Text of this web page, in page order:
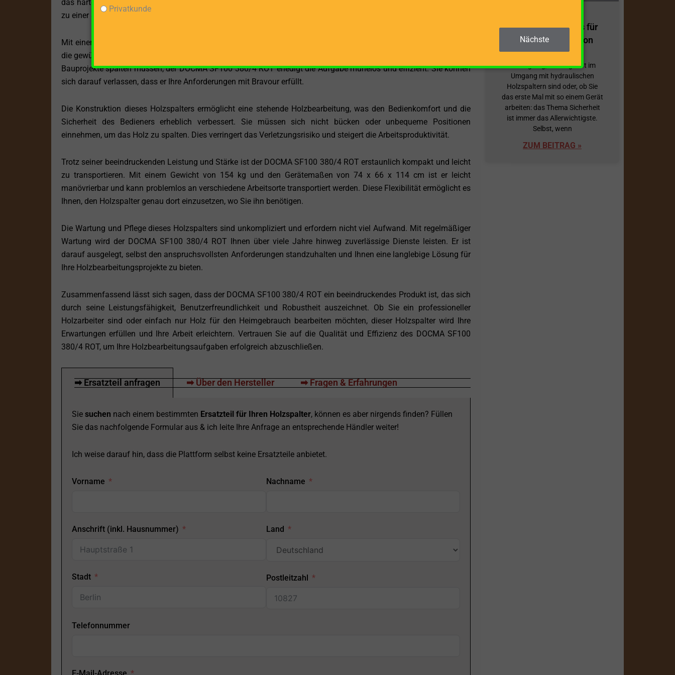
das härteste Holz problemlos bearbeiten können. Der Elektromotor arbeitet effizient und umweltfreundlich, was ihn
zu einer ausgezeichneten Wahl für alle macht, die Wert auf Nachhaltigkeit legen.
Mit einer maximalen Spaltgutlänge von 55 cm bietet dieser Holzspalter die Flexibilität, Holzstämme und -stücke in
die gewünschten Größen zu zerkleinern. Egal, ob Sie Brennholz für Ihren Kamin vorbereiten oder Baumaterial für Ihre
Bauprojekte spalten müssen, der DOCMA SF100 380/4 ROT erledigt die Aufgabe mühelos und effizient. Sie können
sich darauf verlassen, dass er Ihre Anforderungen mit Bravour erfüllt.
Die Konstruktion dieses Holzspalters ermöglicht eine stehende Holzbearbeitung, was den Bedienkomfort und die
Sicherheit des Bedieners erheblich verbessert. Sie müssen sich nicht bücken oder unbequeme Positionen
einnehmen, um das Holz zu spalten. Dies verringert das Verletzungsrisiko und steigert die Arbeitsproduktivität.
Trotz seiner beeindruckenden Leistung und Stärke ist der DOCMA SF100 380/4 ROT erstaunlich kompakt und leicht
zu transportieren. Mit einem Gewicht von 154 kg und den Gerätemaßen von 74 x 66 x 114 cm ist er leicht
manövrierbar und kann problemlos an verschiedene Arbeitsorte transportiert werden. Diese Flexibilität ermöglicht es
Ihnen, den Holzspalter genau dort einzusetzen, wo Sie ihn benötigen.
Die Wartung und Pflege dieses Holzspalters sind unkompliziert und erfordern nicht viel Aufwand. Mit regelmäßiger
Wartung wird der DOCMA SF100 380/4 ROT Ihnen über viele Jahre hinweg zuverlässige Dienste leisten. Er ist
darauf ausgelegt, selbst den anspruchsvollsten Anforderungen standzuhalten und Ihnen eine langlebige Lösung für
Ihre Holzbearbeitungsprojekte zu bieten.
Zusammenfassend lässt sich sagen, dass der DOCMA SF100 380/4 ROT ein beeindruckendes Produkt ist, das sich
durch seine Leistungsfähigkeit, Benutzerfreundlichkeit und Robustheit auszeichnet. Ob Sie ein professioneller
Holzarbeiter sind oder einfach nur Holz für den Heimgebrauch bearbeiten möchten, dieser Holzspalter wird Ihre
Erwartungen erfüllen und Ihre Arbeit erleichtern. Vertrauen Sie auf die Qualität und Effizienz des DOCMA SF100
380/4 ROT, um Ihre Holzbearbeitungsaufgaben erfolgreich abzuschließen.
➡ Ersatzteil anfragen ➡ Über den Hersteller ➡ Fragen & Erfahrungen
Sie suchen nach einem bestimmten Ersatzteil für Ihren Holzspalter, können es aber nirgends finden? Füllen
Sie das nachfolgende Formular aus & ich leite Ihre Anfrage an entsprechende Händler weiter!
Ich weise darauf hin, dass die Plattform selbst keine Ersatzteile anbietet.
Vorname Nachname
Anschrift (inkl. Hausnummer)
Stadt
Land
Postleitzahl
Telefonnummer
10 Sicherheitstipps für
die Verwendung von
Holzspaltern
Gleichgültig, ob Sie geübt im
Umgang mit hydraulischen
Holzspaltern sind oder, ob Sie
das erste Mal mit so einem Gerät
arbeiten: das Thema Sicherheit
ist immer das Allerwichtigste.
Selbst, wenn
ZUM BEITRAG »
Privatkunde
Nächste